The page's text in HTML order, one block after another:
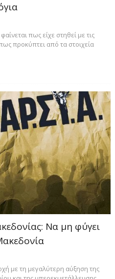
πως είχε στηθεί με τις
προκύπτει από τα στοιχεία
Να μη φύγει
με τη μεγαλύτερη αύξηση της